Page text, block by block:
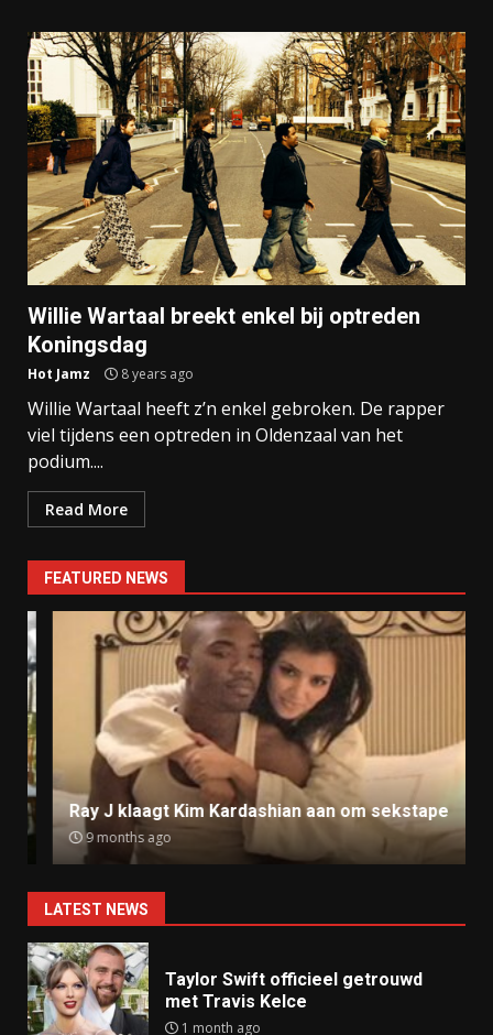
Willie Wartaal breekt enkel bij optreden
Koningsdag
Hot Jamz 8 years ago
Willie Wartaal heeft z’n enkel gebroken. De rapper
viel tijdens een optreden in Oldenzaal van het
podium....
Read More
FEATURED NEWS
Ray J klaagt Kim Kardashian aan om sekstape
9 months ago
LATEST NEWS
Taylor Swift officieel getrouwd
met Travis Kelce
1 month ago